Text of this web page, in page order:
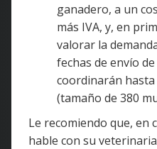
ganadero, a un
más IVA, y, en
valorar la
fechas de envío
coordinarán
(tamaño de 380
Le recomiendo que, en
hable con su